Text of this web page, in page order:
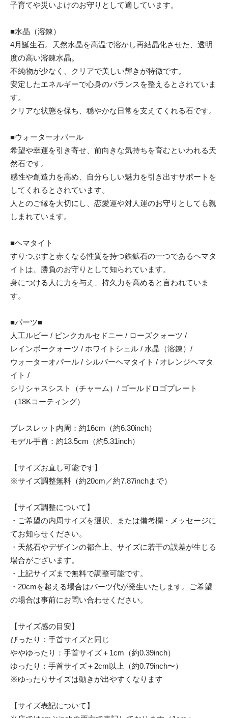
子育てや災いよけのお守りとして適しています。
■水晶（溶錬）
4月誕生石。天然水晶を高温で溶かし再結晶化させた、透明
度の高い溶錬水晶。
不純物が少なく、クリアで美しい輝きが特徴です。
安定したエネルギーで心身のバランスを整えるとされていま
す。
クリアな状態を保ち、穏やかな日常を支えてくれる石です。
■ウォーターオパール
希望や幸運を引き寄せ、前向きな気持ちを育むといわれる天
然石です。
感性や創造力を高め、自分らしい魅力を引き出すサポートを
してくれるとされています。
人とのご縁を大切にし、恋愛運や対人運のお守りとしても親
しまれています。
■ヘマタイト
すりつぶすと赤くなる性質を持つ鉄鉱石の一つであるヘマタ
イトは、勝負のお守りとして知られています。
身につける人に力を与え、持久力を高めると言われていま
す。
■パーツ■
人工ルビー / ピンクカルセドニー / ローズクォーツ /
レインボークォーツ / ホワイトシェル / 水晶（溶錬）/
ウォーターオパール / シルバーヘマタイト / オレンジヘマタ
イト /
シリシャスシスト（チャーム）/ ゴールドロゴプレート
（18Kコーティング）
ブレスレット内周：約16cm（約6.30inch）
モデル手首：約13.5cm（約5.31inch）
【サイズお直し可能です】
※サイズ調整無料（約20cm／約7.87inchまで）
【サイズ調整について】
・ご希望の内周サイズを選択、または備考欄・メッセージに
てお知らせください。
・天然石やデザインの都合上、サイズに若干の誤差が生じる
場合がございます。
・上記サイズまで無料で調整可能です。
・20cmを超える場合はパーツ代が発生いたします。ご希望
の場合は事前にお問い合わせください。
【サイズ感の目安】
ぴったり：手首サイズと同じ
ややゆったり：手首サイズ＋1cm（約0.39inch）
ゆったり：手首サイズ＋2cm以上（約0.79inch〜）
※ゆったりサイズは動きが出やすくなります
【サイズ表記について】